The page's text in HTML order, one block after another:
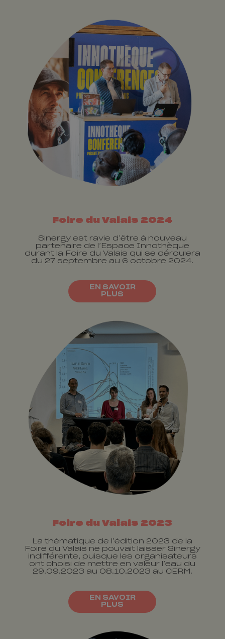
Foire du Valais 2024
Sinergy est ravie d’être à nouveau
partenaire de l’Espace Innothèque
durant la Foire du Valais qui se déroulera
du 27 septembre au 6 octobre 2024.
EN SAVOIR
PLUS
Foire du Valais 2023
La thématique de l’édition 2023 de la
Foire du Valais ne pouvait laisser Sinergy
indifférente, puisque les organisateurs
ont choisi de mettre en valeur l’eau du
29.09.2023 au 08.10.2023 au CERM.
EN SAVOIR
PLUS